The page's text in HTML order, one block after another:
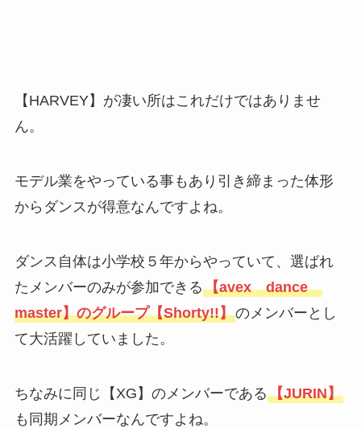
【HARVEY】が凄い所はこれだけではありませ
ん。
モデル業をやっている事もあり引き締まった体形
からダンスが得意なんですよね。
ダンス自体は小学校５年からやっていて、選ばれ
たメンバーのみが参加できる【avex dance
master】のグループ【Shorty!!】のメンバーとし
て大活躍していました。
ちなみに同じ【XG】のメンバーである【JURIN】
も同期メンバーなんですよね。